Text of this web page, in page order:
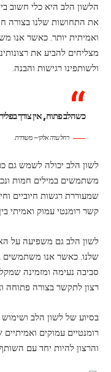
הלשון הלב היא כלי חשוב
את התחושות שלנו בצורה
ואמיתית יותר. כאשר אנו
מצליחים להביע את
ולשותפינו רגישות והבנה.
כשהלב פתוח, אין צורך
רחל עדה אלקי – משוררת
לשון הלב יכולה לשמש גם
משתמשים במילים חמות
שמעוררת רגשות חיוביים
קשר רומנטי עמוק ואמיתי
לשון הלב גם משפיעה על
שלנו. כאשר אנו משתמשים
סביבה נעימה ומזמינה
רצון לתקשר בצורה פתוחה
בסיוע של לשון הלב ושימוש
רומנטיים עמוקים ואמיתיים
והרצון להיות יחד עם